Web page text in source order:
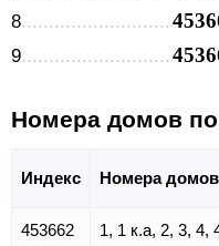
8
9
Номера домов
Индекс Номера домов
453662
1, 1 к.а, 2, 3, 4,